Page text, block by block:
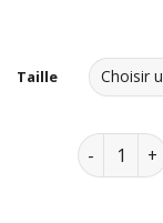
Taille
quantité